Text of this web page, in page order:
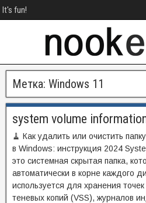
It's fun!
Метка: Windows 11
system volume
🧹 Как удалить или очистить
в Windows: инструкция 2024
это системная скрытая папка,
автоматически в корне каждого
используется для хранения
теневых копий (VSS), журналов